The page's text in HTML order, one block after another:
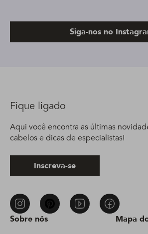
Siga-nos no
Sobre nós
Mapa
Fique ligado
Aqui você encontra as últimas
cabelos e dicas de especialistas!
Inscreva-se